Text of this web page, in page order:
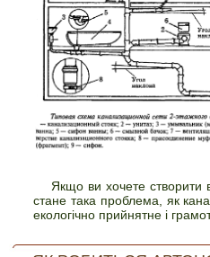
Якщо ви хочете створити
стане така проблема, як
екологічно прийнятне і